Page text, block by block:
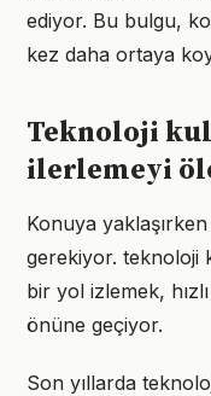
ediyor. Bu bulgu,
kez daha ortaya
Teknoloji
ilerlemeyi
Konuya
gerekiyor. teknoloji
bir yol izlemek,
önüne geçiyor.
Son yıllarda